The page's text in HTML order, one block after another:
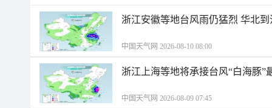
浙江安徽等地台风雨仍猛烈 华北
中国天气网 2026-08-10 08:00
浙江上海等地将承接台风“白海豚”
中国天气网 2026-08-09 07:45